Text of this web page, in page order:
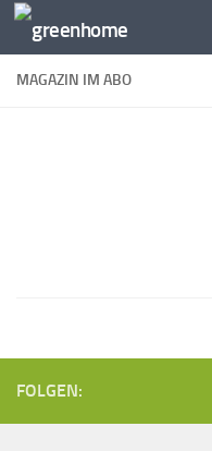
Zum Inhalt springen
MAGAZIN IM ABO
FOLGEN: